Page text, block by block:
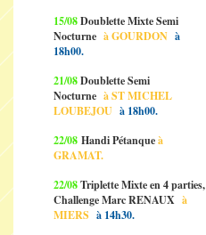
15/08Doublette Mixte Semi
Nocturne à GOURDON à
18h00.
21/08Doublette Semi
Nocturne à ST MICHEL
LOUBEJOU à 18h00.
22/08 Handi Pétanqueà
GRAMAT.
22/08Triplette Mixte en 4 parties,
Challenge Marc RENAUX à
MIERS à 14h30.